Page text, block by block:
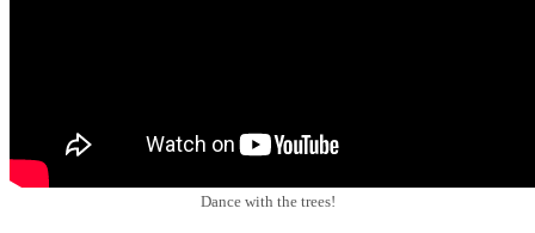
Dance with the trees!